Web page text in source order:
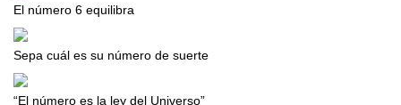
El número 6 equilibra
Sepa cuál es su número de suerte
“El número es la ley del Universo”